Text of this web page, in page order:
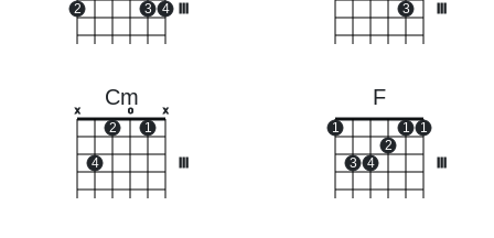
2 3 4
3
Cm
x
4
2
o
1
x
F
1
3 4
2
1 1